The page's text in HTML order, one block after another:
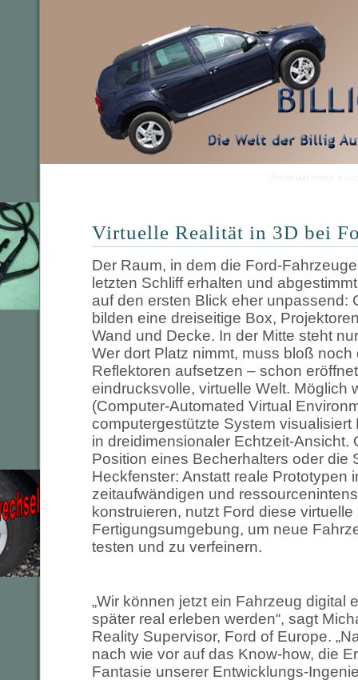
Virtuelle Realität in 3D bei
Der Raum, in dem die Ford-
letzten Schliff erhalten und
auf den ersten Blick eher unpassend:
bilden eine dreiseitige Box,
Wand und Decke. In der Mitte steht
Wer dort Platz nimmt, muss bloß noch
Reflektoren aufsetzen – schon
eindrucksvolle, virtuelle Welt. Möglich
(Computer-Automated Virtual
computergestützte System
in dreidimensionaler Echtzeit-Ansicht.
Position eines Becherhalters oder die
Heckfenster: Anstatt reale Prototypen
zeitaufwändigen und
konstruieren, nutzt Ford diese virtuelle
Fertigungsumgebung, um neue
testen und zu verfeinern.
„Wir können jetzt ein Fahrzeug digital
später real erleben werden“, sagt
Reality Supervisor, Ford of Europe.
nach wie vor auf das Know-how, die
Fantasie unserer Entwicklungs-